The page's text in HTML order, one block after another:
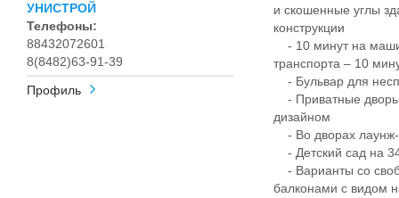
УНИСТРОЙ
Телефоны:
88432072601
8(8482)63-91-39
Профиль
и скошенные углы
конструкции
- 10 минут на
транспорта – 10
- Бульвар для
- Приватные
дизайном
- Во дворах лаунж-
- Детский сад на
- Варианты со
балконами с видом